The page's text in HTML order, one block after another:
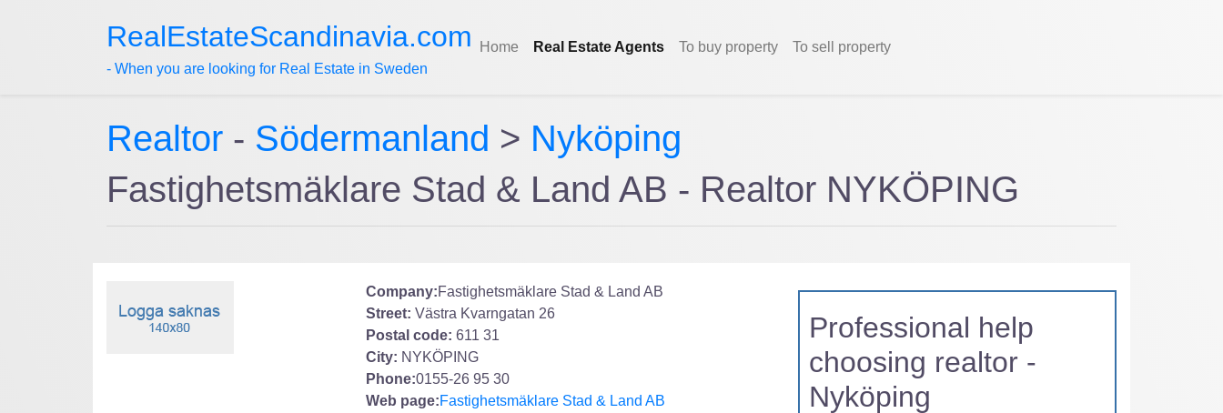
RealEstateScandinavia.com
- When you are looking for Real Estate in Sweden
Home Real Estate Agents To buy property To sell property
Realtor - Södermanland > Nyköping
Fastighetsmäklare Stad & Land AB - Realtor NYKÖPING
Company:Fastighetsmäklare Stad & Land AB
Street: Västra Kvarngatan 26
Postal code: 611 31
City: NYKÖPING
Phone:0155-26 95 30
Web page:Fastighetsmäklare Stad & Land AB
Professional help
choosing realtor -
Nyköping